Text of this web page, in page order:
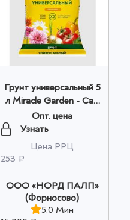
Грунт универсальный 5
л Miracle Garden - Сад
Чудес оптом
Опт. цена
Узнать
Цена РРЦ
253 ₽
ООО «НОРД ПАЛП»
(Форносово)
5.0 Мин